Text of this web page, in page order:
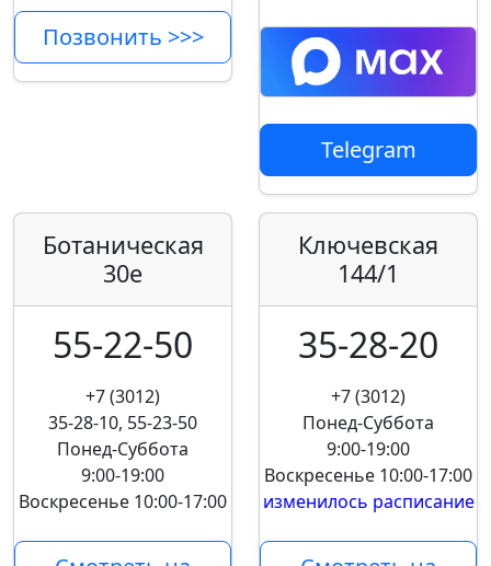
Позвонить >>>
Telegram
Ботаническая
30е
55-22-50
+7 (3012)
35-28-10, 55-23-50
Понед-Суббота
9:00-19:00
Воскресенье 10:00-17:00
Ключевская
144/1
35-28-20
+7 (3012)
Понед-Суббота
9:00-19:00
Воскресенье 10:00-17:00
изменилось расписание